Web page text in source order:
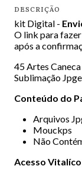
DESCRIÇÃO
kit Digital -
O link para
após a
45 Artes
Sublimação Jpge
Conteúdo do
Arquivos
Mouckps
Não
Acesso Vitalíco